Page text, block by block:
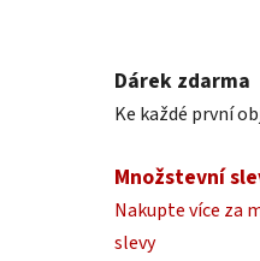
Dárek zdarma
Ke každé první
Množstevní
Nakupte více za
slevy